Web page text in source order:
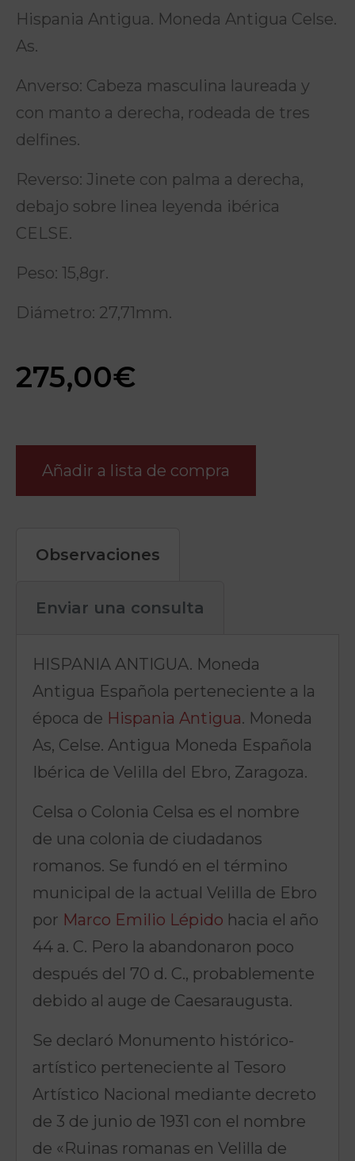
Hispania Antigua. Moneda Antigua Celse.
As.
Anverso: Cabeza masculina laureada y
con manto a derecha, rodeada de tres
delfines.
Reverso: Jinete con palma a derecha,
debajo sobre linea leyenda ibérica
CELSE.
Peso: 15,8gr.
Diámetro: 27,71mm.
275,00€
Añadir a lista de compra
Observaciones
Enviar una consulta
HISPANIA ANTIGUA. Moneda
Antigua Española perteneciente a la
época de Hispania Antigua. Moneda
As, Celse. Antigua Moneda Española
Ibérica de Velilla del Ebro, Zaragoza.
Celsa o Colonia Celsa es el nombre
de una colonia de ciudadanos
romanos. Se fundó en el término
municipal de la actual Velilla de Ebro
por Marco Emilio Lépido hacia el año
44 a. C. Pero la abandonaron poco
después del 70 d. C., probablemente
debido al auge de Caesaraugusta.
Se declaró Monumento histórico-
artístico perteneciente al Tesoro
Artístico Nacional mediante decreto
de 3 de junio de 1931 ​ con el nombre
de «Ruinas romanas en Velilla de